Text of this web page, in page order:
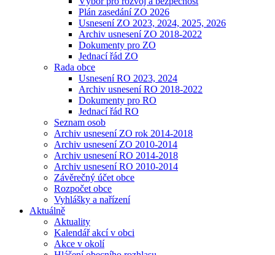
Plán zasedání ZO 2026
Usnesení ZO 2023, 2024, 2025, 2026
Archiv usnesení ZO 2018-2022
Dokumenty pro ZO
Jednací řád ZO
Rada obce
Usnesení RO 2023, 2024
Archiv usnesení RO 2018-2022
Dokumenty pro RO
Jednací řád RO
Seznam osob
Archiv usnesení ZO rok 2014-2018
Archiv usnesení ZO 2010-2014
Archiv usnesení RO 2014-2018
Archiv usnesení RO 2010-2014
Závěrečný účet obce
Rozpočet obce
Vyhlášky a nařízení
Aktuálně
Aktuality
Kalendář akcí v obci
Akce v okolí